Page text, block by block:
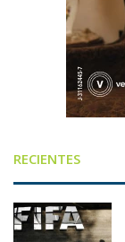
RECIENTES